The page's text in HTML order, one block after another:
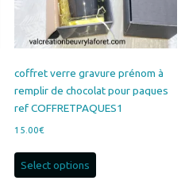
coffret verre gravure prénom à
remplir de chocolat pour paques
ref COFFRETPAQUES1
15.00€
Select options